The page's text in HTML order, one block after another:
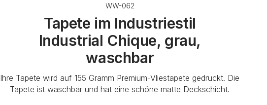
WW-062
Tapete im Industriestil
Industrial Chique, grau,
waschbar
Ihre Tapete wird auf 155 Gramm Premium-Vliestapete gedruckt. Die
Tapete ist waschbar und hat eine schöne matte Deckschicht.